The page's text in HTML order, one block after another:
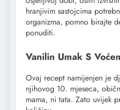
hranjivim sastojcima
organizma, pomno birajte
ponuditi.
Vanilin Umak S
Ovaj recept namijenjen je
njihovog 10. mjeseca,
mama, ni tata. Zato uvijek